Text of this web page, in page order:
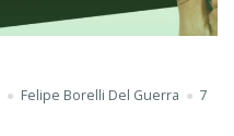
Felipe Borelli Del Guerra
7